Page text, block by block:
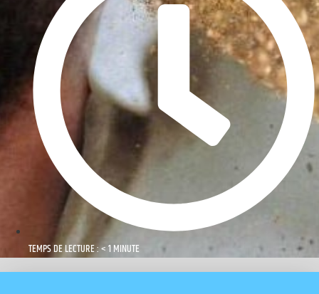
TEMPS DE LECTURE : < 1 MINUTE